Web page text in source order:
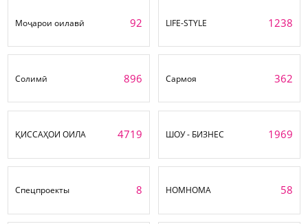
Моҷарои оилавӣ 92 LIFE-STYLE 1238
Солимӣ 896 Сармоя 362
ҚИССАҲОИ ОИЛА 4719 ШОУ - БИЗНЕС 1969
Спецпроекты 8 НОМНОМА 58